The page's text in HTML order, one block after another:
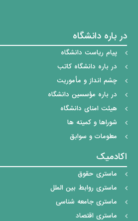
در باره دانشگاه
پیام ریاست دانشگاه
در باره دانشگاه کاتب
چشم انداز و مأموریت
در باره مؤسسین دانشگاه
هیئت امنای دانشگاه
شوراها و کمیته ها
معلومات و سوابق
اکادمیک
ماستری حقوق
ماستری روابط بین الملل
ماستری جامعه شناسی
ماستری اقتصاد